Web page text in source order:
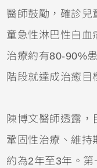
醫師鼓勵，確診兒
童急性淋巴性白血
治療約有80-90%
階段就達成治癒目
陳博文醫師透露，
鞏固性治療、維持
約為2年至3年。